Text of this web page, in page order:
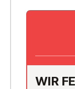
WIR